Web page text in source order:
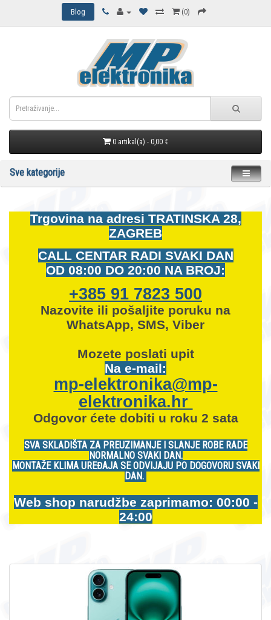
Blog (0)
0 artikal(a) - 0,00 €
Sve kategorije
Trgovina na adresi TRATINSKA 28,
ZAGREB
CALL CENTAR RADI SVAKI DAN
OD 08:00 DO 20:00 NA BROJ:
+385 91 7823 500
Nazovite ili pošaljite poruku na
WhatsApp, SMS, Viber
Mozete poslati upit
Na e-mail:
mp-elektronika@mp-
elektronika.hr
Odgovor ćete dobiti u roku 2 sata
SVA SKLADIŠTA ZA PREUZIMANJE I SLANJE ROBE RADE
NORMALNO SVAKI DAN.
MONTAŽE KLIMA UREĐAJA SE ODVIJAJU PO DOGOVORU SVAKI
DAN.
Web shop narudžbe zaprimamo: 00:00 -
24:00